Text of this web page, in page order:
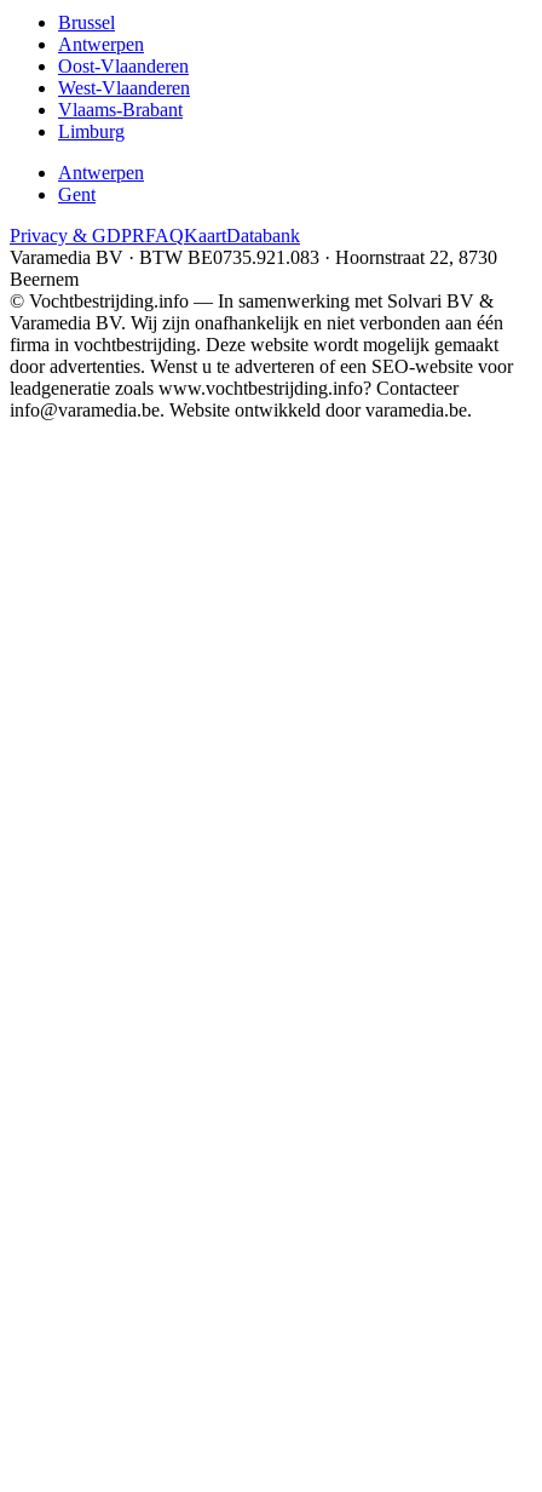
Brussel
Antwerpen
Oost-Vlaanderen
West-Vlaanderen
Vlaams-Brabant
Limburg
Antwerpen
Gent
Privacy & GDPRFAQKaartDatabank
Varamedia BV · BTW BE0735.921.083 · Hoornstraat 22, 8730
Beernem
© Vochtbestrijding.info — In samenwerking met Solvari BV &
Varamedia BV. Wij zijn onafhankelijk en niet verbonden aan één
firma in vochtbestrijding. Deze website wordt mogelijk gemaakt
door advertenties. Wenst u te adverteren of een SEO-website voor
leadgeneratie zoals www.vochtbestrijding.info? Contacteer
info@varamedia.be. Website ontwikkeld door varamedia.be.